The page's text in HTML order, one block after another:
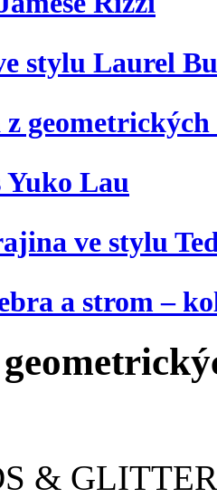
stylu Laurel
Yuko Lau
ve stylu
a strom –
&